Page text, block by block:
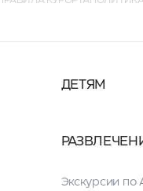
ДЕТЯМ
Экскурсии по